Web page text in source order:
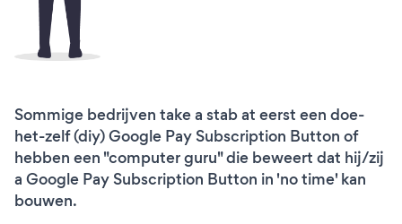
Sommige bedrijven take a stab at eerst een doe-
het-zelf (diy) Google Pay Subscription Button of
hebben een "computer guru" die beweert dat hij/zij
a Google Pay Subscription Button in 'no time' kan
bouwen.